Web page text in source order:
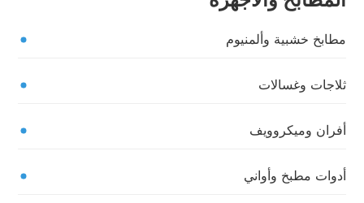
مطابخ خشبية وألمنيوم
ثلاجات وغسالات
أفران وميكروويف
أدوات مطبخ وأواني